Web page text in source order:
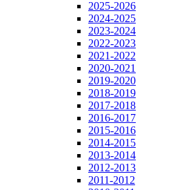
2025-2026
2024-2025
2023-2024
2022-2023
2021-2022
2020-2021
2019-2020
2018-2019
2017-2018
2016-2017
2015-2016
2014-2015
2013-2014
2012-2013
2011-2012